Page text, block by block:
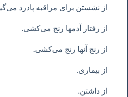
از نشستن برای مراقبه پادرد
از رفتار آدمها رنج می‌کشی.
از رنج آنها رنج می‌کشی.
از بیماری.
از داشتن.